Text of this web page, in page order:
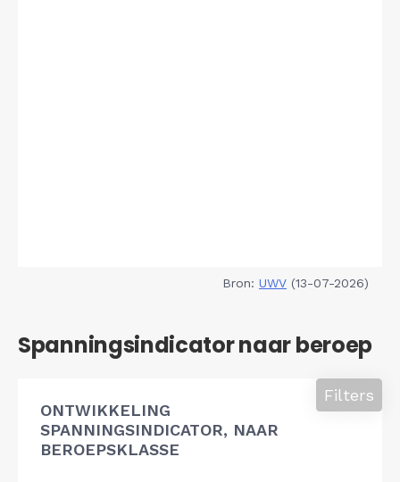
Bron: UWV (13-07-2026)
Spanningsindicator naar beroep
ONTWIKKELING
SPANNINGSINDICATOR, NAAR
BEROEPSKLASSE
Filters